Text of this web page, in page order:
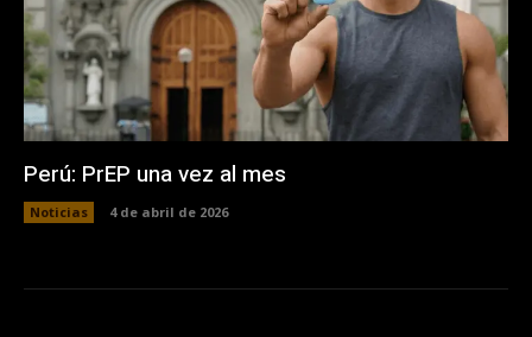
Perú: PrEP una vez al mes
Noticias 4 de abril de 2026